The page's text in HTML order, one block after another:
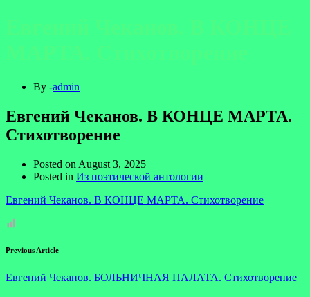
By -admin
Евгений Чеканов. В КОНЦЕ МАРТА.
Стихотворение
Posted on August 3, 2025
Posted in Из поэтической антологии
Евгений Чеканов. В КОНЦЕ МАРТА. Стихотворение
Previous Article
Евгений Чеканов. БОЛЬНИЧНАЯ ПАЛАТА. Стихотворение